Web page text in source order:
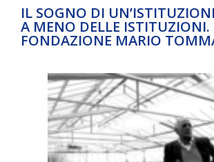
IL SOGNO DI
A MENO DELLE ISTITUZIONI.
FONDAZIONE MARIO